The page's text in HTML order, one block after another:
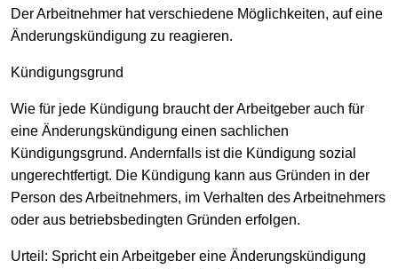
Der Arbeitnehmer hat verschiedene Möglichkeiten, auf eine
Änderungskündigung zu reagieren.
Kündigungsgrund
Wie für jede Kündigung braucht der Arbeitgeber auch für
eine Änderungskündigung einen sachlichen
Kündigungsgrund. Andernfalls ist die Kündigung sozial
ungerechtfertigt. Die Kündigung kann aus Gründen in der
Person des Arbeitnehmers, im Verhalten des Arbeitnehmers
oder aus betriebsbedingten Gründen erfolgen.
Urteil: Spricht ein Arbeitgeber eine Änderungskündigung